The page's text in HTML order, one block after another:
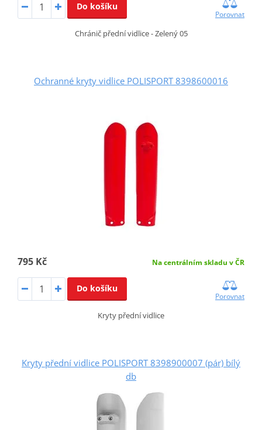
Do košíku
Porovnat
Chránič přední vidlice - Zelený 05
Ochranné kryty vidlice POLISPORT 8398600016
795 Kč Na centrálním skladu v ČR
Do košíku
Porovnat
Kryty přední vidlice
Kryty přední vidlice POLISPORT 8398900007 (pár) bílý
db